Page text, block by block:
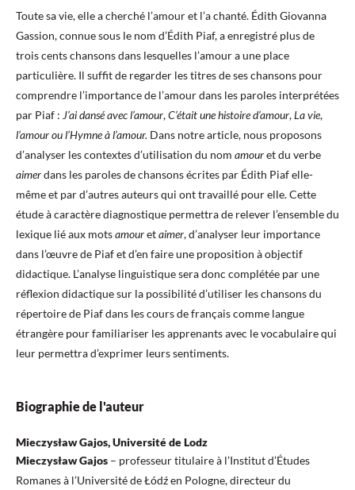
Toute sa vie, elle a cherché l’amour et l’a chanté. Édith Giovanna
Gassion, connue sous le nom d’Édith Piaf, a enregistré plus de
trois cents chansons dans lesquelles l’amour a une place
particulière. Il suffit de regarder les titres de ses chansons pour
comprendre l’importance de l’amour dans les paroles interprétées
par Piaf : J’ai dansé avec l’amour,C’était une histoire d’amour,La vie,
l’amour ou l’Hymne à l’amour. Dans notre article, nous proposons
d’analyser les contextes d’utilisation du nom amouret du verbe
aimerdans les paroles de chansons écrites par Édith Piaf elle-
même et par d’autres auteurs qui ont travaillé pour elle. Cette
étude à caractère diagnostique permettra de relever l’ensemble du
lexique lié aux motsamouretaimer, d’analyser leur importance
dans l’œuvre de Piaf et d’en faire une proposition à objectif
didactique. L’analyse linguistique sera donc complétée par une
réflexion didactique sur la possibilité d’utiliser les chansons du
répertoire de Piaf dans les cours de français comme langue
étrangère pour familiariser les apprenants avec le vocabulaire qui
leur permettra d’exprimer leurs sentiments.
Biographie de l'auteur
Mieczysław Gajos, Université de Lodz
Mieczysław Gajos – professeur titulaire à l’Institut d’Études
Romanes à l’Université de Łódź en Pologne, directeur du